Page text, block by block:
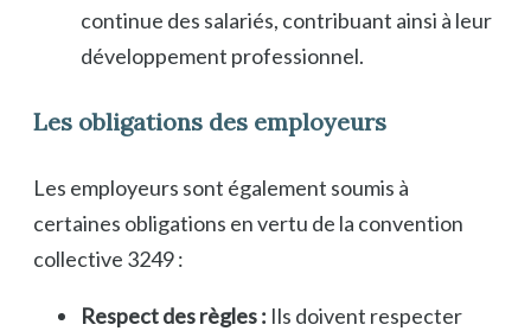
continue des salariés, contribuant ainsi à leur
développement professionnel.
Les obligations des employeurs
Les employeurs sont également soumis à
certaines obligations en vertu de la convention
collective 3249 :
Respect des règles : Ils doivent respecter